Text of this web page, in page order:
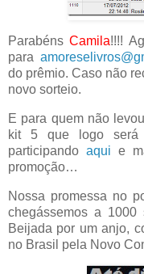
ParabénsCamila!!!!
para
do prêmio. Caso não
novo sorteio.
E para quem não
kit 5 que logo será
participandoaqui e
promoção…
Nossa promessa no
chegássemos a 1000
Beijada por um anjo,
no Brasil pela Novo